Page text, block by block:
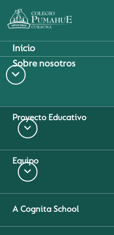
Inicio
Sobre nosotros
Proyecto Educativo
Equipo
A Cognita School